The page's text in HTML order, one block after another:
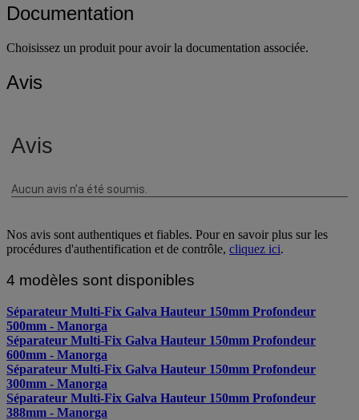
Documentation
Choisissez un produit pour avoir la documentation associée.
Avis
Nos avis sont authentiques et fiables. Pour en savoir plus sur les
procédures d'authentification et de contrôle, cliquez ici.
4 modèles sont disponibles
Séparateur Multi-Fix Galva Hauteur 150mm Profondeur
500mm - Manorga
Séparateur Multi-Fix Galva Hauteur 150mm Profondeur
600mm - Manorga
Séparateur Multi-Fix Galva Hauteur 150mm Profondeur
300mm - Manorga
Séparateur Multi-Fix Galva Hauteur 150mm Profondeur
388mm - Manorga